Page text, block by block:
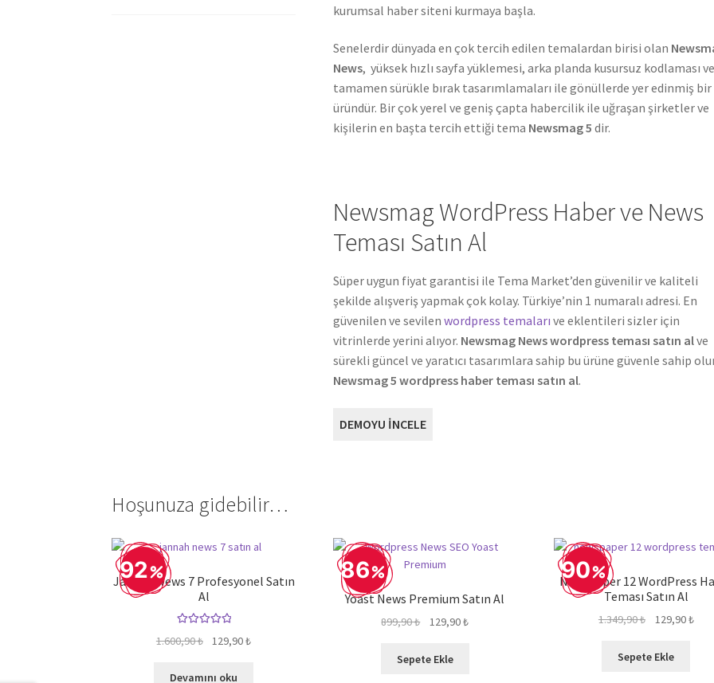
kurumsal haber siteni kurmaya başla.
Senelerdir dünyada en çok tercih edilen temalardan birisi olan
News, yüksek hızlı sayfa yüklemesi, arka planda kusursuz kodlaması ve
tamamen sürükle bırak tasarımlamaları ile gönüllerde yer edinmiş bir
üründür. Bir çok yerel ve geniş çapta habercilik ile uğraşan şirketler ve
kişilerin en başta tercih ettiği tema Newsmag 5 dir.
Newsmag WordPress Haber ve News
Teması Satın Al
Süper uygun fiyat garantisi ile Tema Market’den güvenilir ve kaliteli
şekilde alışveriş yapmak çok kolay. Türkiye’nin 1 numaralı adresi. En
güvenilen ve sevilen wordpress temaları ve eklentileri sizler için
vitrinlerde yerini alıyor. Newsmag News wordpress teması satın alve
sürekli güncel ve yaratıcı tasarımlara sahip bu ürüne güvenle sahip
Newsmag 5 wordpress haber teması satın al.
DEMOYU İNCELE
Hoşunuza gidebilir…
Jannah News 7 Profesyonel Satın
Al
5.00 oy aldı
92
1.600,90₺
Orijinal
1.600,90 ₺.
129,90₺Şu
Devamını oku
Yoast News Premium Satın Al
86
899,90₺
Orijinal
899,90 ₺.
129,90₺Şu
Sepete Ekle
Newspaper 12 WordPress
Teması Satın Al
90
1.349,90₺
Orijinal
1.349,90 ₺.
129,90₺Şu
Sepete Ekle